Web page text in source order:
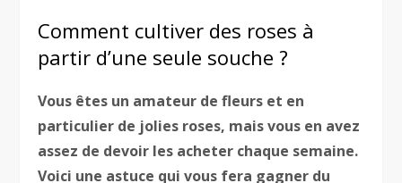
Comment cultiver des roses à
partir d’une seule souche ?
Vous êtes un amateur de fleurs et en
particulier de jolies roses, mais vous en avez
assez de devoir les acheter chaque semaine.
Voici une astuce qui vous fera gagner du